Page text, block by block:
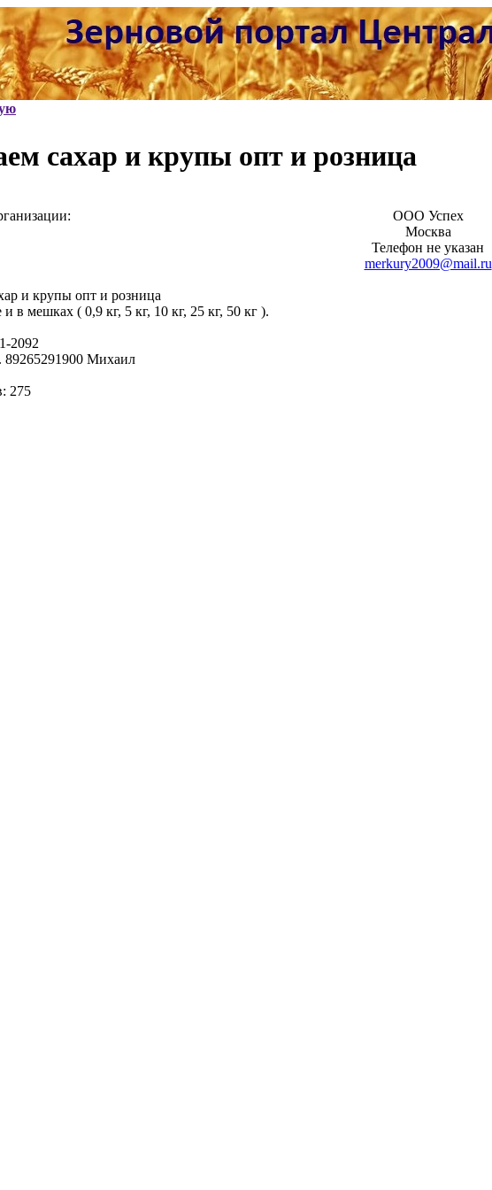
сахар и крупы опт и розница
ООО Успех
Москва
Телефон не указан
merkury2009@mail.ru
и крупы опт и розница
в мешках ( 0,9 кг, 5 кг, 10 кг, 25 кг, 50 кг ).
2092
89265291900 Михаил
275